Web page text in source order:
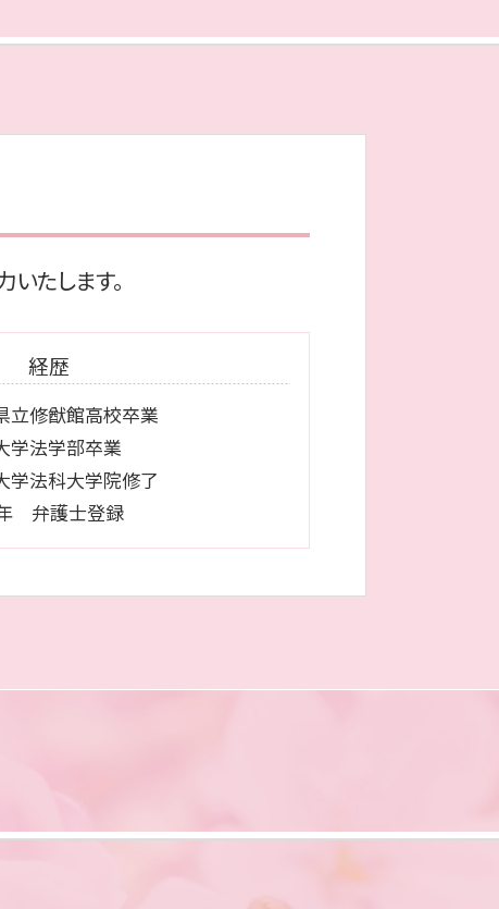
自己破産 裁判所
任意整理 費用 相場
民事再生 破産 違い
個人再生 メリット
たします。
経歴
立修猷館高校卒業
学法学部卒業
学法科大学院修了
弁護士登録